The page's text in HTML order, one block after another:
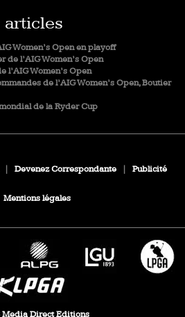
Women’s Open en playoff
de l’AIG Women’s Open
l’AIG Women’s Open
de l’AIG Women’s Open, Boutier
de la Ryder Cup
Devenez Correspondante Publicité
Mentions légales
Direct Editions